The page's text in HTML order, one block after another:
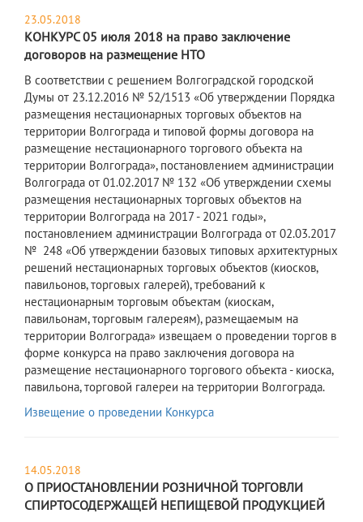
23.05.2018
КОНКУРС 05 июля 2018 на право заключение
договоров на размещение НТО
В соответствии с решением Волгоградской городской
Думы от 23.12.2016 № 52/1513 «Об утверждении Порядка
размещения нестационарных торговых объектов на
территории Волгограда и типовой формы договора на
размещение нестационарного торгового объекта на
территории Волгограда», постановлением администрации
Волгограда от 01.02.2017 № 132 «Об утверждении схемы
размещения нестационарных торговых объектов на
территории Волгограда на 2017 - 2021 годы»,
постановлением администрации Волгограда от 02.03.2017
№ 248 «Об утверждении базовых типовых архитектурных
решений нестационарных торговых объектов (киосков,
павильонов, торговых галерей), требований к
нестационарным торговым объектам (киоскам,
павильонам, торговым галереям), размещаемым на
территории Волгограда» извещаем о проведении торгов в
форме конкурса на право заключения договора на
размещение нестационарного торгового объекта - киоска,
павильона, торговой галереи на территории Волгограда.
Извещение о проведении Конкурса
14.05.2018
О ПРИОСТАНОВЛЕНИИ РОЗНИЧНОЙ ТОРГОВЛИ
СПИРТОСОДЕРЖАЩЕЙ НЕПИЩЕВОЙ ПРОДУКЦИЕЙ